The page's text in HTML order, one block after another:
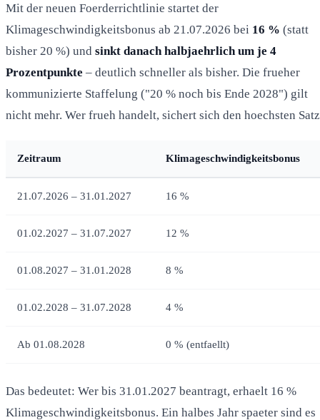
Mit der neuen Foerderrichtlinie startet der
Klimageschwindigkeitsbonus ab 21.07.2026 bei 16 % (statt
bisher 20 %) und sinkt danach halbjaehrlich um je 4
Prozentpunkte – deutlich schneller als bisher. Die frueher
kommunizierte Staffelung ("20 % noch bis Ende 2028") gilt
nicht mehr. Wer frueh handelt, sichert sich den hoechsten
Zeitraum Klimageschwindigkeitsbonus
21.07.2026 – 31.01.2027 16 %
01.02.2027 – 31.07.2027 12 %
01.08.2027 – 31.01.2028 8 %
01.02.2028 – 31.07.2028 4 %
Ab 01.08.2028 0 % (entfaellt)
Das bedeutet: Wer bis 31.01.2027 beantragt, erhaelt 16 %
Klimageschwindigkeitsbonus. Ein halbes Jahr spaeter sind es